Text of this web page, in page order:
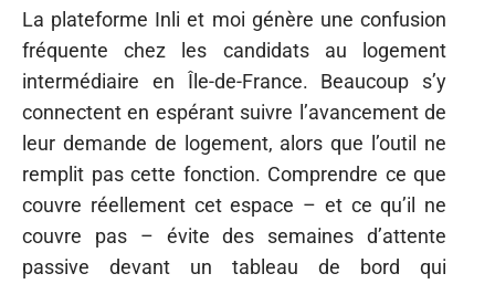
La plateforme Inli et moi génère une confusion
fréquente chez les candidats au logement
intermédiaire en Île-de-France. Beaucoup s’y
connectent en espérant suivre l’avancement de
leur demande de logement, alors que l’outil ne
remplit pas cette fonction. Comprendre ce que
couvre réellement cet espace – et ce qu’il ne
couvre pas – évite des semaines d’attente
passive devant un tableau de bord qui